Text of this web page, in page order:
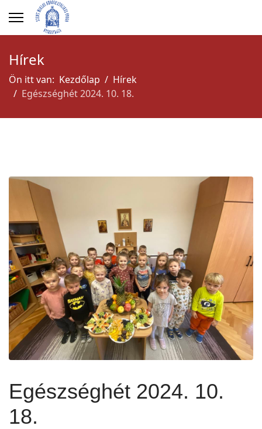
Hírek
Ön itt van: Kezdőlap
Hírek
Egészséghét 2024. 10. 18.
Egészséghét 2024. 10.
18.